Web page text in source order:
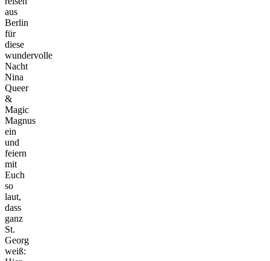
aus
Berlin
für
diese
wundervolle
Nacht
Nina
Queer
&
Magic
Magnus
ein
und
feiern
mit
Euch
so
laut,
dass
ganz
St.
Georg
weiß: